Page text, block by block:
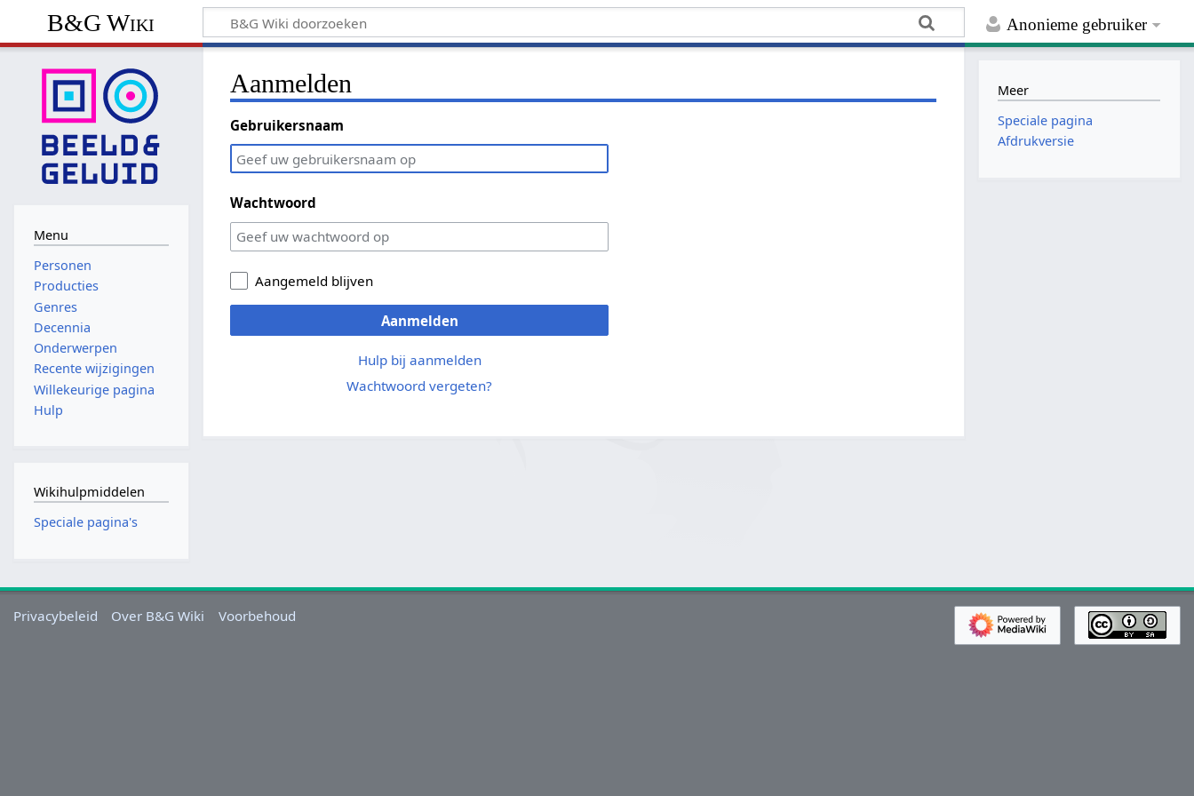
Anonieme gebruiker
B&G Wiki
Aanmelden
Gebruikersnaam
Wachtwoord
Aangemeld blijven
Aanmelden
Hulp bij aanmelden
Wachtwoord vergeten?
Menu
Personen
Producties
Genres
Decennia
Onderwerpen
Recente wijzigingen
Willekeurige pagina
Hulp
Wikihulpmiddelen
Speciale pagina's
Meer
Speciale pagina
Afdrukversie
Privacybeleid Over B&G Wiki Voorbehoud